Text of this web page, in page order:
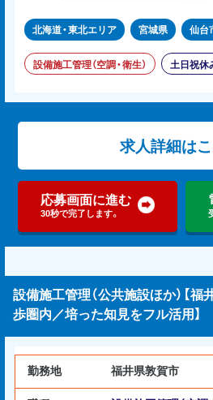
北海道・東北エリア 宮城県 仙台
設備施工管理（空調・衛生） 土日祝休
求人詳細は
応募画面に進む
30秒で完了します。
設備施工管理（公共施設ほか）【
歩圏内／培った知見をフル活用】
勤務地 福井県敦賀市